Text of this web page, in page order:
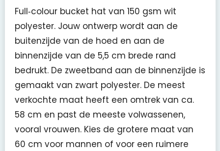
Full‑colour bucket hat van 150 gsm wit
polyester. Jouw ontwerp wordt aan de
buitenzijde van de hoed en aan de
binnenzijde van de 5,5 cm brede rand
bedrukt. De zweetband aan de binnenzijde is
gemaakt van zwart polyester. De meest
verkochte maat heeft een omtrek van ca.
58 cm en past de meeste volwassenen,
vooral vrouwen. Kies de grotere maat van
60 cm voor mannen of voor een ruimere